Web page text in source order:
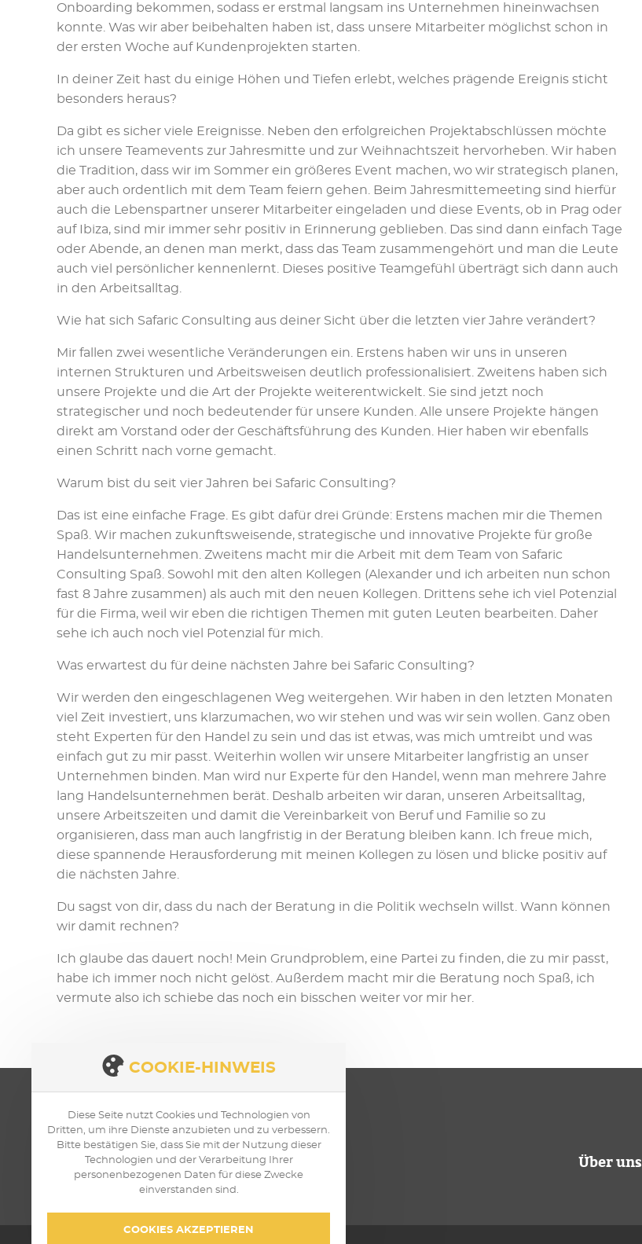
Onboarding bekommen, sodass er erstmal langsam ins Unternehmen hineinwachsen
konnte. Was wir aber beibehalten haben ist, dass unsere Mitarbeiter möglichst schon in
der ersten Woche auf Kundenprojekten starten.
In deiner Zeit hast du einige Höhen und Tiefen erlebt, welches prägende Ereignis sticht
besonders heraus?
Da gibt es sicher viele Ereignisse. Neben den erfolgreichen Projektabschlüssen möchte
ich unsere Teamevents zur Jahresmitte und zur Weihnachtszeit hervorheben. Wir haben
die Tradition, dass wir im Sommer ein größeres Event machen, wo wir strategisch planen,
aber auch ordentlich mit dem Team feiern gehen. Beim Jahresmittemeeting sind hierfür
auch die Lebenspartner unserer Mitarbeiter eingeladen und diese Events, ob in Prag oder
auf Ibiza, sind mir immer sehr positiv in Erinnerung geblieben. Das sind dann einfach Tage
oder Abende, an denen man merkt, dass das Team zusammengehört und man die Leute
auch viel persönlicher kennenlernt. Dieses positive Teamgefühl überträgt sich dann auch
in den Arbeitsalltag.
Wie hat sich Safaric Consulting aus deiner Sicht über die letzten vier Jahre verändert?
Mir fallen zwei wesentliche Veränderungen ein. Erstens haben wir uns in unseren
internen Strukturen und Arbeitsweisen deutlich professionalisiert. Zweitens haben sich
unsere Projekte und die Art der Projekte weiterentwickelt. Sie sind jetzt noch
strategischer und noch bedeutender für unsere Kunden. Alle unsere Projekte hängen
direkt am Vorstand oder der Geschäftsführung des Kunden. Hier haben wir ebenfalls
einen Schritt nach vorne gemacht.
Warum bist du seit vier Jahren bei Safaric Consulting?
Das ist eine einfache Frage. Es gibt dafür drei Gründe: Erstens machen mir die Themen
Spaß. Wir machen zukunftsweisende, strategische und innovative Projekte für große
Handelsunternehmen. Zweitens macht mir die Arbeit mit dem Team von Safaric
Consulting Spaß. Sowohl mit den alten Kollegen (Alexander und ich arbeiten nun schon
fast 8 Jahre zusammen) als auch mit den neuen Kollegen. Drittens sehe ich viel Potenzial
für die Firma, weil wir eben die richtigen Themen mit guten Leuten bearbeiten. Daher
sehe ich auch noch viel Potenzial für mich.
Was erwartest du für deine nächsten Jahre bei Safaric Consulting?
Wir werden den eingeschlagenen Weg weitergehen. Wir haben in den letzten Monaten
viel Zeit investiert, uns klarzumachen, wo wir stehen und was wir sein wollen. Ganz oben
steht Experten für den Handel zu sein und das ist etwas, was mich umtreibt und was
einfach gut zu mir passt. Weiterhin wollen wir unsere Mitarbeiter langfristig an unser
Unternehmen binden. Man wird nur Experte für den Handel, wenn man mehrere Jahre
lang Handelsunternehmen berät. Deshalb arbeiten wir daran, unseren Arbeitsalltag,
unsere Arbeitszeiten und damit die Vereinbarkeit von Beruf und Familie so zu
organisieren, dass man auch langfristig in der Beratung bleiben kann. Ich freue mich,
diese spannende Herausforderung mit meinen Kollegen zu lösen und blicke positiv auf
die nächsten Jahre.
Du sagst von dir, dass du nach der Beratung in die Politik wechseln willst. Wann können
wir damit rechnen?
Ich glaube das dauert noch! Mein Grundproblem, eine Partei zu finden, die zu mir passt,
habe ich immer noch nicht gelöst. Außerdem macht mir die Beratung noch Spaß, ich
vermute also ich schiebe das noch ein bisschen weiter vor mir her.
Über uns
COOKIE-HINWEIS
Diese Seite nutzt Cookies und Technologien von
Dritten, um ihre Dienste anzubieten und zu verbessern.
Bitte bestätigen Sie, dass Sie mit der Nutzung dieser
Technologien und der Verarbeitung Ihrer
personenbezogenen Daten für diese Zwecke
einverstanden sind.
COOKIES AKZEPTIEREN